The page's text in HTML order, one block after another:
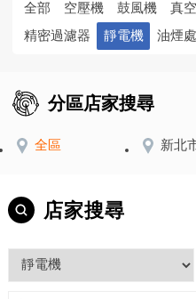
全部 空壓機 鼓風機 真
精密過濾器
靜電機 油煙
分區店家搜尋
全區 新北
店家搜尋